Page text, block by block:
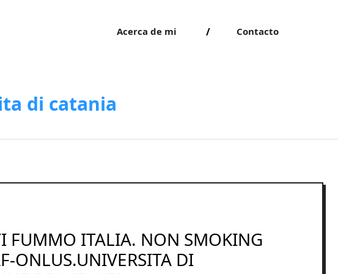
Acerca de mi Contacto
di catania
FUMMO ITALIA. NON SMOKING
ONLUS.UNIVERSITA DI